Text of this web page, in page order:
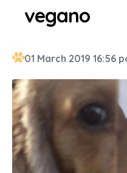
vegano
01 March 2019 16:56